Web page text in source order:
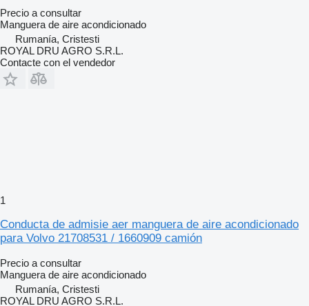
Precio a consultar
Manguera de aire acondicionado
Rumanía, Cristesti
ROYAL DRU AGRO S.R.L.
Contacte con el vendedor
1
Conducta de admisie aer manguera de aire acondicionado
para Volvo 21708531 / 1660909 camión
Precio a consultar
Manguera de aire acondicionado
Rumanía, Cristesti
ROYAL DRU AGRO S.R.L.